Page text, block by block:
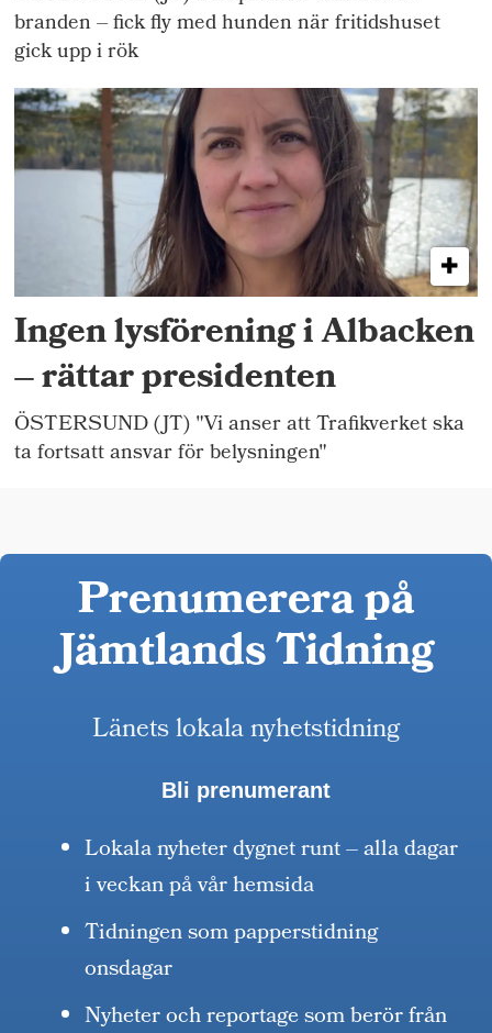
branden – fick fly med hunden när fritidshuset
gick upp i rök
Ingen lysförening i Albacken
– rättar presidenten
ÖSTERSUND (JT) "Vi anser att Trafikverket ska
ta fortsatt ansvar för belysningen"
Prenumerera på
Jämtlands Tidning
Länets lokala nyhetstidning
Bli prenumerant
Lokala nyheter dygnet runt – alla dagar
i veckan på vår hemsida
Tidningen som papperstidning
onsdagar
Nyheter och reportage som berör från